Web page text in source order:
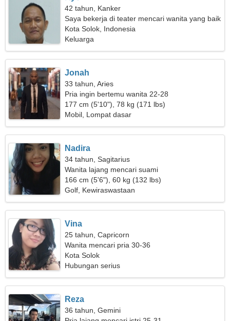
42 tahun, Kanker
Saya bekerja di teater mencari wanita yang baik
Kota Solok, Indonesia
Keluarga
Jonah
33 tahun, Aries
Pria ingin bertemu wanita 22-28
177 cm (5'10"), 78 kg (171 lbs)
Mobil, Lompat dasar
Nadira
34 tahun, Sagitarius
Wanita lajang mencari suami
166 cm (5'6"), 60 kg (132 lbs)
Golf, Kewiraswastaan
Vina
25 tahun, Capricorn
Wanita mencari pria 30-36
Kota Solok
Hubungan serius
Reza
36 tahun, Gemini